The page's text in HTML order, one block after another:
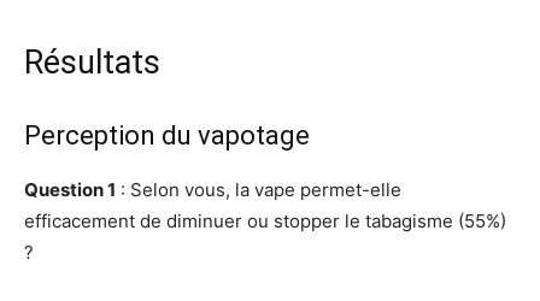
Résultats
Perception du vapotage
Question 1 : Selon vous, la vape permet-elle
efficacement de diminuer ou stopper le tabagisme (55%)
?